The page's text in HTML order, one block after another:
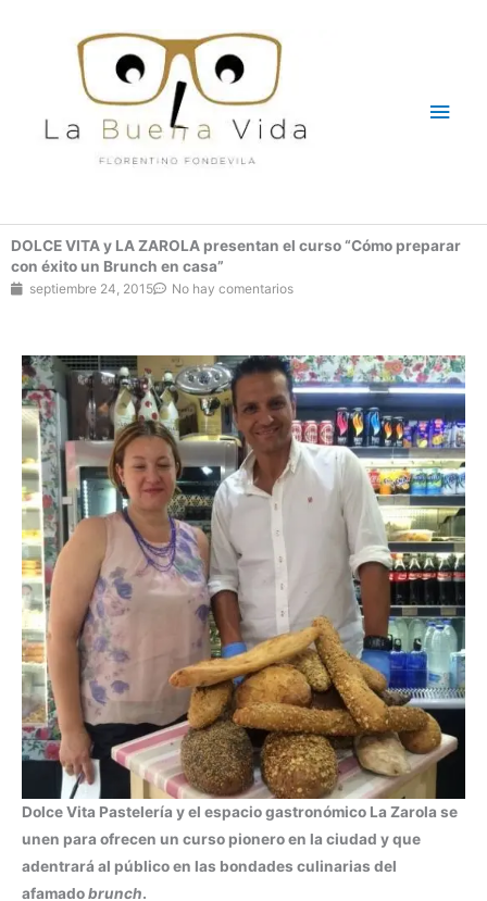
DOLCE VITA y LA ZAROLA presentan el curso “Cómo preparar
con éxito un Brunch en casa”
septiembre 24, 2015 No hay comentarios
Dolce Vita Pastelería y el espacio gastronómico La Zarola se
unen para ofrecen un curso pionero en la ciudad y que
adentrará al público en las bondades culinarias del
afamadobrunch.